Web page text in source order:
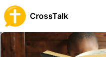
CrossTalk
Inicio